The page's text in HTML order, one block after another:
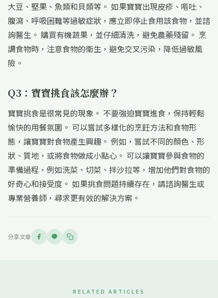
大豆、堅果、魚類和貝類等。 如果寶寶出現皮疹、嘔吐、
腹瀉、呼吸困難等過敏症狀，應立即停止食用該食物，並諮
詢醫生。 購買有機蔬果，並仔細清洗，避免農藥殘留。 烹
調食物時，注意食物的衛生，避免交叉污染，降低過敏風
險。
Q3：寶寶挑食該怎麼辦？
寶寶挑食是很常見的現象。 不要強迫寶寶進食，保持輕鬆
愉快的用餐氛圍。 可以嘗試多樣化的烹飪方法和食物形
態，讓寶寶對食物產生興趣。 例如，嘗試不同的顏色、形
狀、質地，或將食物做成小點心。 可以讓寶寶參與食物的
準備過程，例如洗菜、切菜、拌沙拉等，增加他們對食物的
好奇心和接受度。 如果挑食問題持續存在，請諮詢醫生或
專業營養師，尋求更有效的解決方案。
分享文章
RELATED ARTICLES